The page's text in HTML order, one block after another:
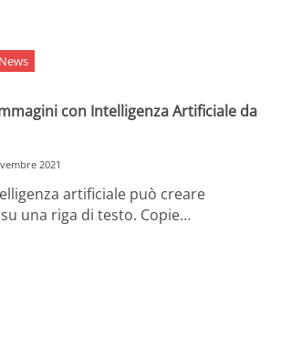
con Intelligenza Artificiale da
2021
artificiale può creare
una riga di testo. Copie…